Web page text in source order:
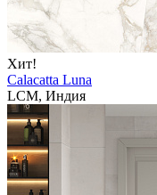
Хит!
Calacatta Luna
LCM, Индия